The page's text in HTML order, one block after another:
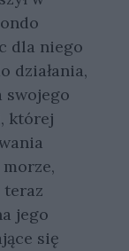
dla niego
działania,
swojego
której
teraz
jego
się